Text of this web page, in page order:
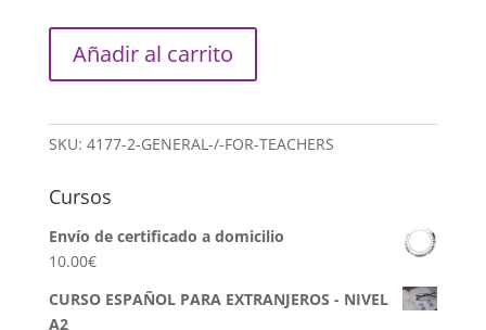
cantidad
Añadir al carrito
SKU: 4177-2-GENERAL-/-FOR-TEACHERS
Cursos
Envío de certificado a domicilio
10.00€
CURSO ESPAÑOL PARA EXTRANJEROS - NIVEL
A2